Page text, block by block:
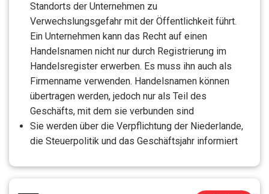
Standorts der Unternehmen zu
Verwechslungsgefahr mit der Öffentlichkeit führt.
Ein Unternehmen kann das Recht auf einen
Handelsnamen nicht nur durch Registrierung im
Handelsregister erwerben. Es muss ihn auch als
Firmenname verwenden. Handelsnamen können
übertragen werden, jedoch nur als Teil des
Geschäfts, mit dem sie verbunden sind
Sie werden über die Verpflichtung der Niederlande,
die Steuerpolitik und das Geschäftsjahr informiert